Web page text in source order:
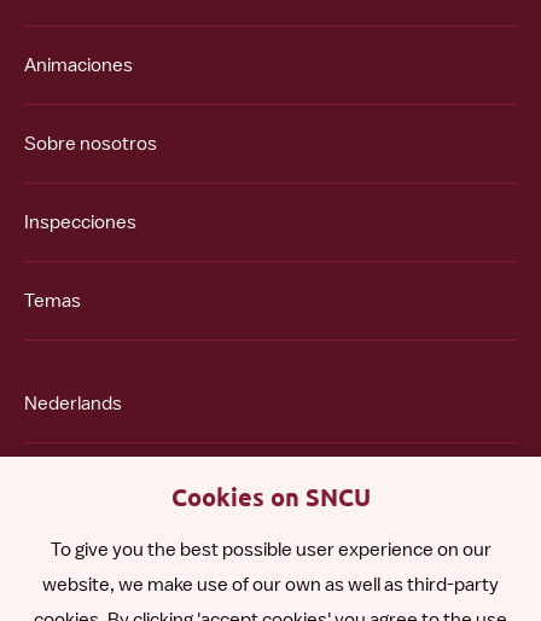
Animaciones
Sobre nosotros
Inspecciones
Temas
Nederlands
Polski
Cookies on SNCU
To give you the best possible user experience on our
website, we make use of our own as well as third-party